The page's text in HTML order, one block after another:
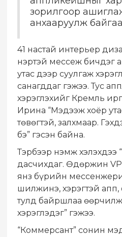
зорилгоор
анхааруулж
41 настай интерьер
нэртэй мессеж бичдэг
утас дээр суулгаж
санагддаг гэжээ. Тус
хэрэглэхийг Кремль
Ирина “Мэдээж хоёр
төвөгтэй, залхмаар.
бэ” гэсэн байна.
Тэрбээр нэмж хэлэхдээ
дасчихдаг. Өдөржин
янз бүрийн
шилжинэ, хэрэгтэй апп,
тулд байршлаа
хэрэглэдэг” гэжээ.
“Коммерсант” сонин